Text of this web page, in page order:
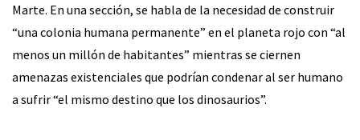
Marte. En una sección, se habla de la necesidad de construir
“una colonia humana permanente” en el planeta rojo con “al
menos un millón de habitantes” mientras se ciernen
amenazas existenciales que podrían condenar al ser humano
a sufrir “el mismo destino que los dinosaurios”.